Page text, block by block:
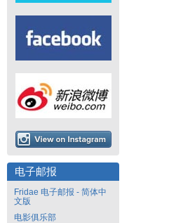
电子邮报
Fridae 电子邮报 - 简体中
文版
电影俱乐部